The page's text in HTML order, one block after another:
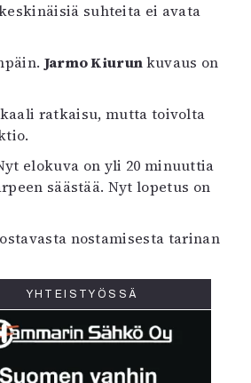
suhteita ei avata
Jarmo Kiurunkuvaus on
ratkaisu, mutta toivolta
elokuva on yli 20 minuuttia
säästää. Nyt lopetus on
nostamisesta tarinan
YHTEISTYÖSSÄ